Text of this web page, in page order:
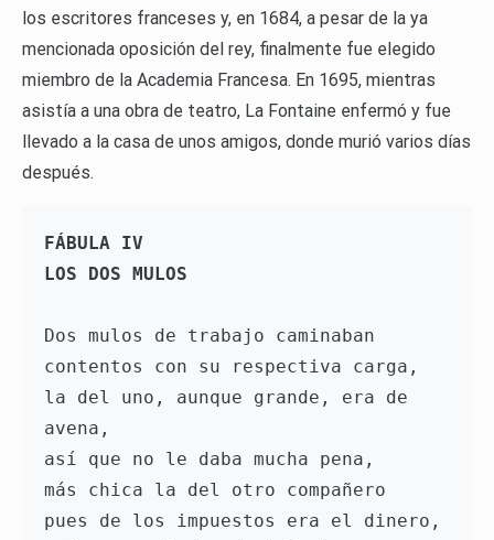
los escritores franceses y, en 1684, a pesar de la ya
mencionada oposición del rey, finalmente fue elegido
miembro de la Academia Francesa. En 1695, mientras
asistía a una obra de teatro, La Fontaine enfermó y fue
llevado a la casa de unos amigos, donde murió varios días
después.
FÁBULA IV
LOS DOS MULOS
Dos mulos de trabajo caminaban
contentos con su respectiva carga,
la del uno, aunque grande, era de
avena,
así que no le daba mucha pena,
más chica la del otro compañero